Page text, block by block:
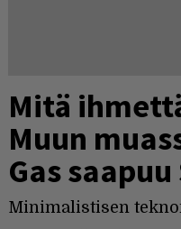
Mitä
Muun
Gas
Minimalistisen